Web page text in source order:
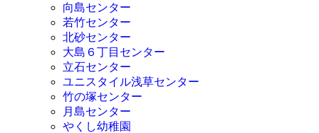
向島センター
若竹センター
北砂センター
大島６丁目センター
立石センター
ユニスタイル浅草センター
竹の塚センター
月島センター
やくし幼稚園